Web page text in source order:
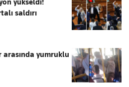
yükseldi!
saldırı
yumruklu